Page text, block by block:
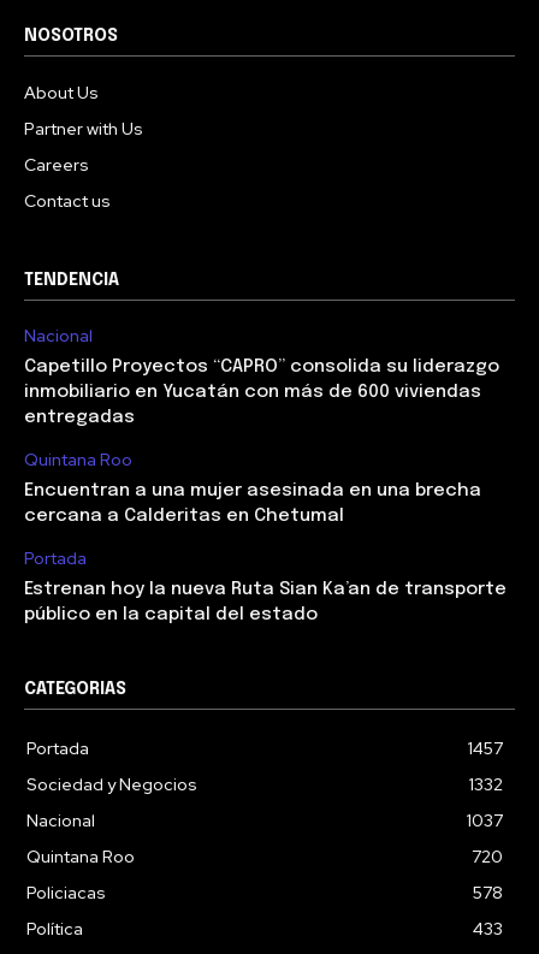
NOSOTROS
About Us
Partner with Us
Careers
Contact us
TENDENCIA
Nacional
Capetillo Proyectos “CAPRO” consolida su liderazgo
inmobiliario en Yucatán con más de 600 viviendas
entregadas
Quintana Roo
Encuentran a una mujer asesinada en una brecha
cercana a Calderitas en Chetumal
Portada
Estrenan hoy la nueva Ruta Sian Ka’an de transporte
público en la capital del estado
CATEGORIAS
Portada
1457
Sociedad y Negocios
1332
Nacional
1037
Quintana Roo
720
Policiacas
578
Política
433